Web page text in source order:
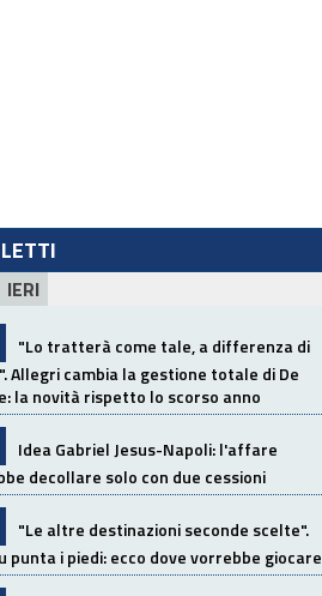
IERI
"Lo tratterà come tale, a differenza di
Allegri cambia la gestione totale di De
la novità rispetto lo scorso anno
Idea Gabriel Jesus-Napoli: l'affare
decollare solo con due cessioni
"Le altre destinazioni seconde scelte".
punta i piedi: ecco dove vorrebbe giocare